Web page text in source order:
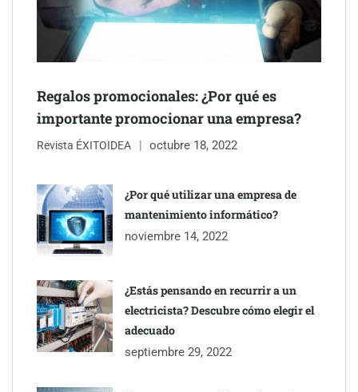
NOVA: innovación y diseño que transforman espacios de la
mano de Tormo Franquicias
Regalos promocionales: ¿Por qué es
importante promocionar una empresa?
Revista ÉXITOIDEA octubre 18, 2022
¿Por qué utilizar una empresa de
mantenimiento informático?
noviembre 14, 2022
¿Estás pensando en recurrir a un
electricista? Descubre cómo elegir el
adecuado
septiembre 29, 2022